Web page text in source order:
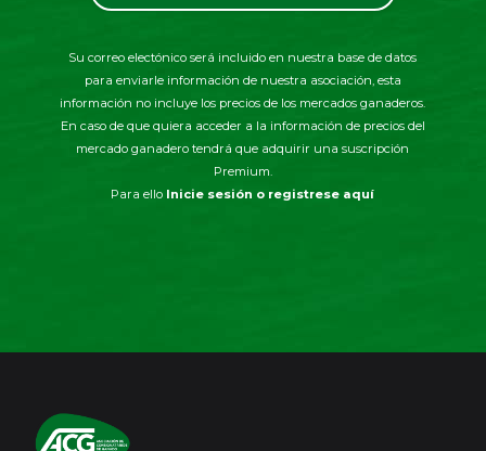
Su correo electónico será incluido en nuestra base de datos
para enviarle información de nuestra asociación, esta
información no incluye los precios de los mercados ganaderos.
En caso de que quiera acceder a la información de precios del
mercado ganadero tendrá que adquirir una suscripción
Premium.
Para ello Inicie sesión o registrese aquí